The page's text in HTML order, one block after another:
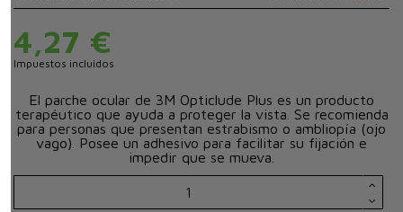
4,27 €
Impuestos incluidos
El parche ocular de 3M Opticlude Plus es un producto
terapéutico que ayuda a proteger la vista. Se recomienda
para personas que presentan estrabismo o ambliopía (ojo
vago). Posee un adhesivo para facilitar su fijación e
impedir que se mueva.